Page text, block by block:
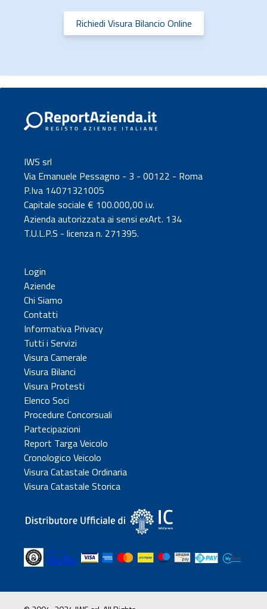
Richiedi Visura Bilancio Online
IWS srl
Via Emanuele Pessagno - 3 - 00122 - Roma
P.Iva 14071321005
Capitale sociale € 100.000,00 i.v.
Azienda autorizzata ai sensi exArt. 134
T.U.L.P.S - licenza n. 271395.
Login
Aziende
Chi Siamo
Contatti
Informativa Privacy
Tutti i Servizi
Visura Camerale
Visura Bilanci
Visura Protesti
Elenco Soci
Procedure Concorsuali
Partecipazioni
Report Targa Veicolo
Cronologico Veicolo
Visura Catastale Ordinaria
Visura Catastale Storica